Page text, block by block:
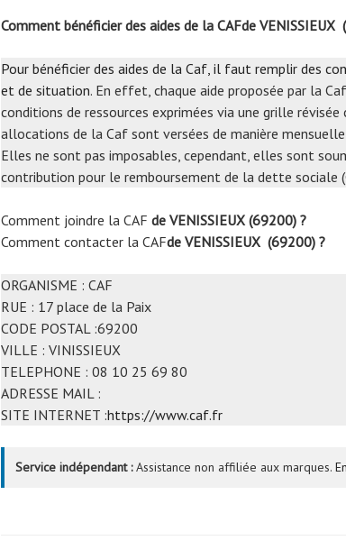
Comment bénéficier des aides de la CAFde VENISSIEUX
Pour bénéficier des aides de la Caf, il faut remplir des
et de situation. En effet, chaque aide proposée par la
conditions de ressources exprimées via une grille révisée
allocations de la Caf sont versées de manière
Elles ne sont pas imposables, cependant, elles sont
contribution pour le remboursement de la dette sociale (
Comment joindre la CAF de VENISSIEUX (69200) ?
Comment contacter la CAFde VENISSIEUX (69200) ?
ORGANISME : CAF
RUE : 17 place de la Paix
CODE POSTAL :69200
VILLE : VINISSIEUX
TELEPHONE : 08 10 25 69 80
ADRESSE MAIL :
SITE INTERNET :https://www.caf.fr
Service indépendant :Assistance non affiliée aux marques.